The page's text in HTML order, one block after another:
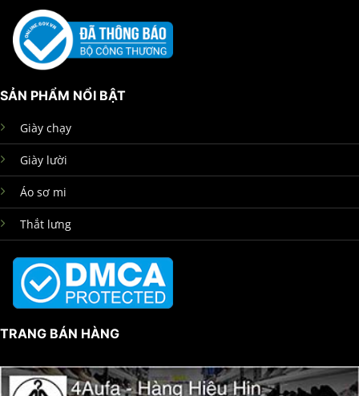
SẢN PHẨM NỔI BẬT
Giày chạy
Giày lười
Áo sơ mi
Thắt lưng
TRANG BÁN HÀNG